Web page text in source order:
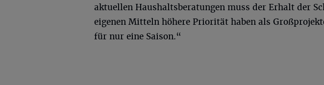
aktuellen Haushaltsberatungen muss der Erhalt der
eigenen Mitteln höhere Priorität haben als
für nur eine Saison.“